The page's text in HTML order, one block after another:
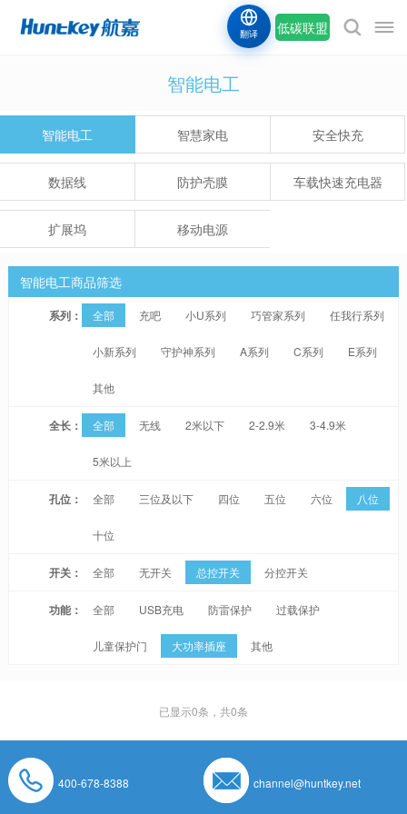
低碳联盟
翻译
智能电工
智能电工 智慧家电 安全快充
数据线 防护壳膜 车载快速充电器
扩展坞 移动电源
智能电工商品筛选
系列： 全部 充吧 小U系列 巧管家系列 任我行系列
小新系列 守护神系列 A系列 C系列 E系列
其他
全长： 全部 无线 2米以下 2-2.9米 3-4.9米
5米以上
孔位： 全部 三位及以下 四位 五位 六位 八位
十位
开关： 全部 无开关 总控开关 分控开关
功能： 全部 USB充电 防雷保护 过载保护
儿童保护门 大功率插座 其他
已显示0条，共0条
400-678-8388 channel@huntkey.net